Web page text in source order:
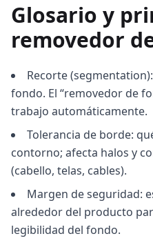
Glosario y
removedor
Recorte
fondo. El “removedor de
trabajo automáticamente.
Tolerancia de borde:
contorno; afecta halos y
(cabello, telas, cables).
Margen de seguridad:
alrededor del producto
legibilidad del fondo.